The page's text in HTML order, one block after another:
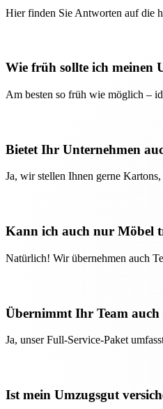
Hier finden Sie Antworten auf die
Wie früh sollte ich meinen
Am besten so früh wie möglich –
Bietet Ihr Unternehmen
Ja, wir stellen Ihnen gerne
Kann ich auch nur Möbel
Natürlich! Wir übernehmen auch
Übernimmt Ihr Team
Ja, unser Full-Service-Paket
Ist mein Umzugsgut